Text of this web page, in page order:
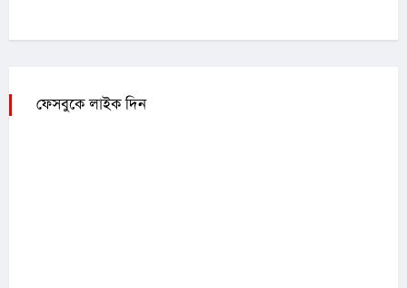
ফেসবুকে লাইক দিন